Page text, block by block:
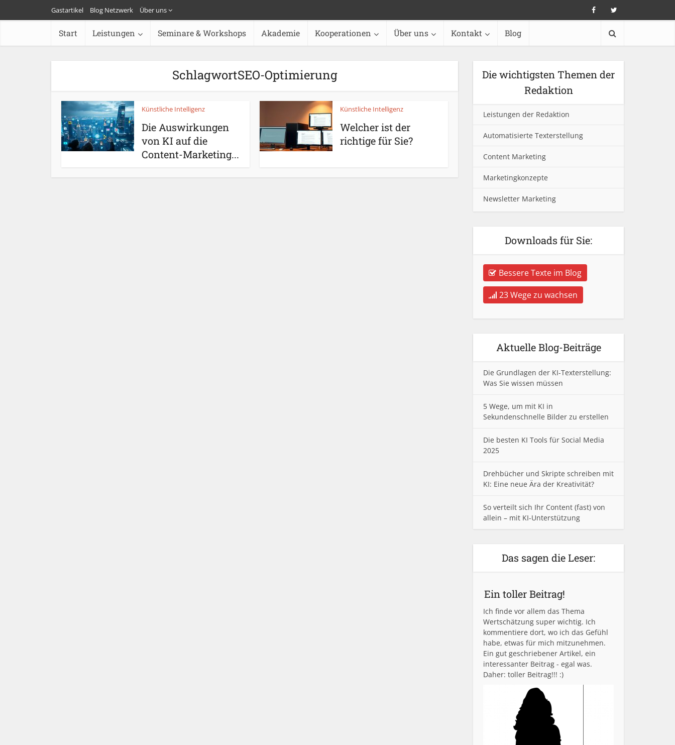
Gastartikel Blog Netzwerk Über uns
Start Leistungen Seminare & Workshops Akademie Kooperationen Über uns Kontakt Blog
SchlagwortSEO-Optimierung
Künstliche Intelligenz
Die Auswirkungen
von KI auf die
Content-Marketing...
Künstliche Intelligenz
Welcher ist der
richtige für Sie?
Die wichtigsten Themen der
Redaktion
Leistungen der Redaktion
Automatisierte Texterstellung
Content Marketing
Marketingkonzepte
Newsletter Marketing
Downloads für Sie:
Bessere Texte im Blog
23 Wege zu wachsen
Aktuelle Blog-Beiträge
Die Grundlagen der KI-Texterstellung:
Was Sie wissen müssen
5 Wege, um mit KI in
Sekundenschnelle Bilder zu erstellen
Die besten KI Tools für Social Media
2025
Drehbücher und Skripte schreiben mit
KI: Eine neue Ära der Kreativität?
So verteilt sich Ihr Content (fast) von
allein – mit KI-Unterstützung
Das sagen die Leser:
Ein toller Beitrag!
Ich finde vor allem das Thema
Wertschätzung super wichtig. Ich
kommentiere dort, wo ich das Gefühl
habe, etwas für mich mitzunehmen.
Ein gut geschriebener Artikel, ein
interessanter Beitrag - egal was.
Daher: toller Beitrag!!! :)